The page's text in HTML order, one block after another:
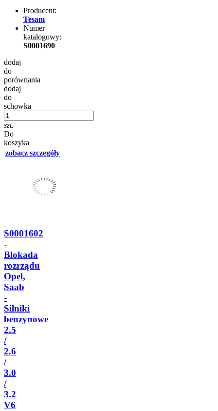
Producent:
Tesam
Numer
katalogowy:
S0001690
dodaj
do
porównania
dodaj
do
schowka
szt.
Do
koszyka
zobacz szczegóły
S0001602
-
Blokada
rozrządu
Opel,
Saab
-
Silniki
benzynowe
2.5
/
2.6
/
3.0
/
3.2
V6